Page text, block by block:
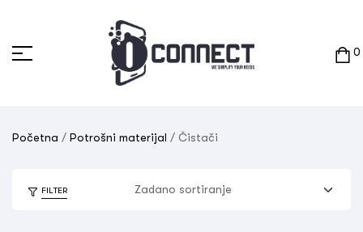
0
Početna / Potrošni materijal / Čistači
FILTER